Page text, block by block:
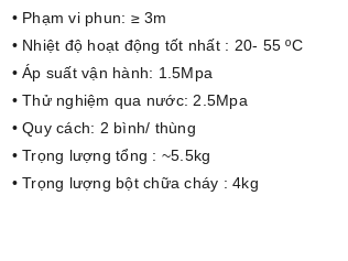
• Phạm vi phun: ≥ 3m
• Nhiệt độ hoạt động tốt nhất : 20- 55 ºC
• Áp suất vận hành: 1.5Mpa
• Thử nghiệm qua nước: 2.5Mpa
• Quy cách: 2 bình/ thùng
• Trọng lượng tổng : ~5.5kg
• Trọng lượng bột chữa cháy : 4kg